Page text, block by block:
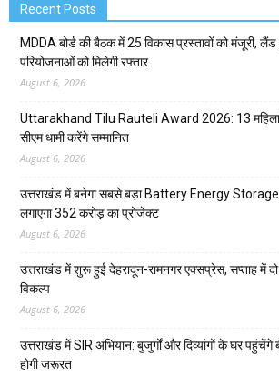
Recent Posts
MDDA बोर्ड की बैठक में 25 विकास प्रस्तावों को मंजूरी,
परियोजनाओं को मिलेगी रफ्तार
August 6, 2026
Uttarakhand Tilu Rauteli Award 2026: 13
सीएम धामी करेंगे सम्मानित
August 6, 2026
उत्तराखंड में बनेगा सबसे बड़ा Battery Energy
लगाएगा 352 करोड़ का प्रोजेक्ट
August 6, 2026
उत्तराखंड में शुरू हुई देहरादून-रामनगर एक्सप्रेस, सप्ताह में
विकल्प
August 6, 2026
उत्तराखंड में SIR अभियान: बुजुर्गों और दिव्यांगों के घर
होगी जरूरत